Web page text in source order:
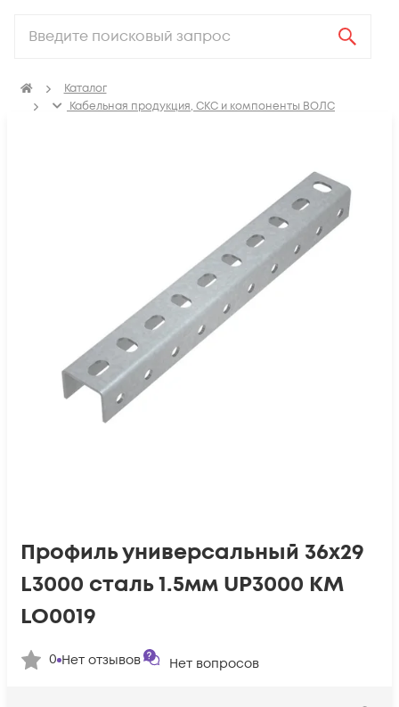
Каталог
Кабельная продукция, СКС и компоненты ВОЛС
Профиль универсальный 36х29
L3000 сталь 1.5мм UP3000 КМ
LO0019
0 Нет отзывов Нет вопросов